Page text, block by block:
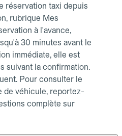
réservation taxi depuis
rubrique Mes
à l'avance,
30 minutes avant le
immédiate, elle est
suivant la confirmation.
Pour consulter le
de véhicule, reportez-
complète sur